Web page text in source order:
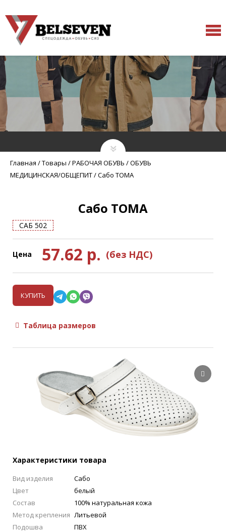
Главная /Товары /РАБОЧАЯ ОБУВЬ /ОБУВЬ
МЕДИЦИНСКАЯ/ОБЩЕПИТ/Сабо ТОМА
Сабо ТОМА
САБ 502
Цена 57.62 р. (без НДС)
КУПИТЬ
Таблица размеров
Характеристики товара
Вид изделия
Сабо
Цвет
белый
Состав
100% натуральная кожа
Метод крепления Литьевой
Подошва
ПВХ